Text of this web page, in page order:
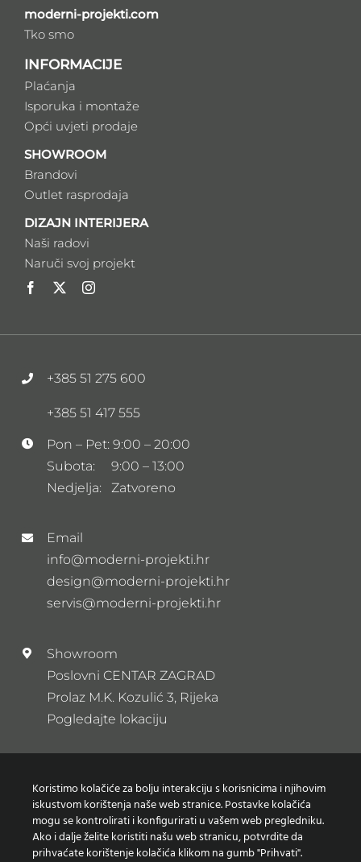
moderni-projekti.com
Tko smo
INFORMACIJE
Plaćanja
Isporuka i montaže
Opći uvjeti prodaje
SHOWROOM
Brandovi
Outlet rasprodaja
DIZAJN INTERIJERA
Naši radovi
Naruči svoj projekt
+385 51 275 600
+385 51 417 555
Pon – Pet: 9:00 – 20:00
Subota: 9:00 – 13:00
Nedjelja: Zatvoreno
Email
info@moderni-projekti.hr
design@moderni-projekti.hr
servis@moderni-projekti.hr
Showroom
Poslovni CENTAR ZAGRAD
Prolaz M.K. Kozulić 3, Rijeka
Pogledajte lokaciju
Prijavi se na naš newsletter
Koristimo kolačiće za bolju interakciju s korisnicima i njihovim
iskustvom korištenja naše web stranice. Postavke kolačića
mogu se kontrolirati i konfigurirati u vašem web pregledniku.
Ako i dalje želite koristiti našu web stranicu, potvrdite da
prihvaćate korištenje kolačića klikom na gumb "Prihvati".